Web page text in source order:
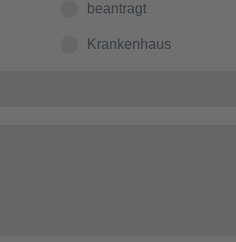
beantragt
Krankenhaus